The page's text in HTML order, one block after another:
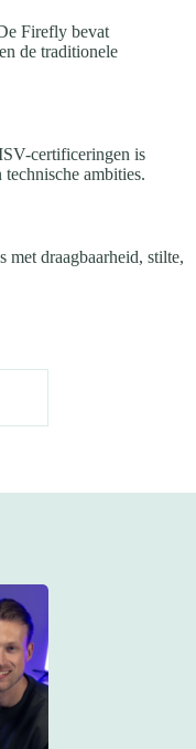
Firefly bevat
de traditionele
certificeringen is
ambities.
met draagbaarheid, stilte,